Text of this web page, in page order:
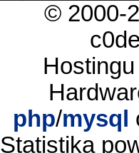
© 2000-
php/mysql
Statistika